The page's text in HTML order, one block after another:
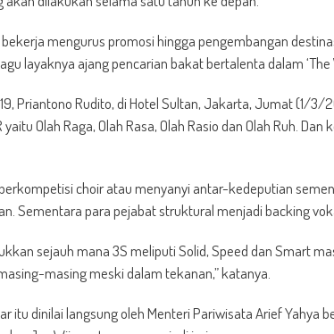
mengurus promosi hingga pengembangan
layaknya ajang pencarian bakat bertalenta dalam ‘The
Priantono Rudito, di Hotel Sultan, Jakarta, Jumat (1/3/
Olah Raga, Olah Rasa, Olah Rasio dan Olah Ruh.
choir atau menyanyi antar-kedeputian
Sementara para pejabat struktural menjadi backing
sejauh mana 3S meliputi Solid, Speed dan Smart
masing meski dalam tekanan,” katanya.
itu dinilai langsung oleh Menteri Pariwisata Arief Yahya